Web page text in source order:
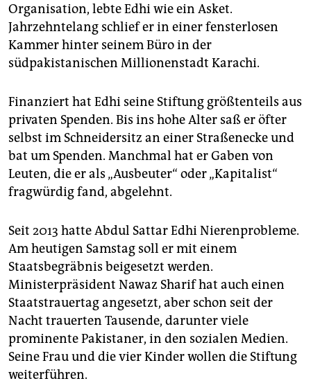
Organisation, lebte Edhi wie ein Asket.
Jahrzehntelang schlief er in einer fensterlosen
Kammer hinter seinem Büro in der
südpakistanischen Millionenstadt Karachi.
Finanziert hat Edhi seine Stiftung größtenteils aus
privaten Spenden. Bis ins hohe Alter saß er öfter
selbst im Schneidersitz an einer Straßenecke und
bat um Spenden. Manchmal hat er Gaben von
Leuten, die er als „Ausbeuter“ oder „Kapitalist“
fragwürdig fand, abgelehnt.
Seit 2013 hatte Abdul Sattar Edhi Nierenprobleme.
Am heutigen Samstag soll er mit einem
Staatsbegräbnis beigesetzt werden.
Ministerpräsident Nawaz Sharif hat auch einen
Staatstrauertag angesetzt, aber schon seit der
Nacht trauerten Tausende, darunter viele
prominente Pakistaner, in den sozialen Medien.
Seine Frau und die vier Kinder wollen die Stiftung
weiterführen.